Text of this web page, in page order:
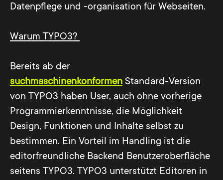
Datenpflege und -organisation für Webseiten.
Warum TYPO3?
Bereits ab der
suchmaschinenkonformen Standard-Version
von TYPO3 haben User, auch ohne vorherige
Programmierkenntnisse, die Möglichkeit
Design, Funktionen und Inhalte selbst zu
bestimmen. Ein Vorteil im Handling ist die
editorfreundliche Backend Benutzeroberfläche
seitens TYPO3. TYPO3 unterstützt Editoren in